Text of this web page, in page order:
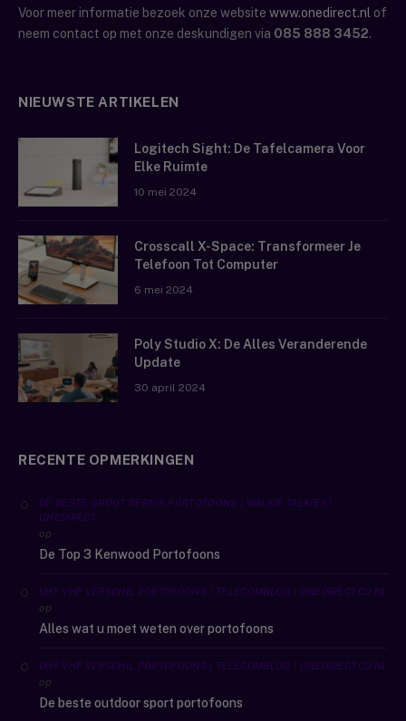
Voor meer informatie bezoek onze website www.onedirect.nl of
neem contact op met onze deskundigen via 085 888 3452.
NIEUWSTE ARTIKELEN
Logitech Sight: De Tafelcamera Voor
Elke Ruimte
10 mei 2024
Crosscall X-Space: Transformeer Je
Telefoon Tot Computer
6 mei 2024
Poly Studio X: De Alles Veranderende
Update
30 april 2024
RECENTE OPMERKINGEN
DE BESTE GROOT BEREIK PORTOFOONS | WALKIE TALKIES |
ONEDIRECT
op
De Top 3 Kenwood Portofoons
UHF VHF VERSCHIL PORTOFOONS | TELECOMBLOG | ONEDIRECT.CO.NL
op
Alles wat u moet weten over portofoons
UHF VHF VERSCHIL PORTOFOONS | TELECOMBLOG | ONEDIRECT.CO.NL
op
De beste outdoor sport portofoons